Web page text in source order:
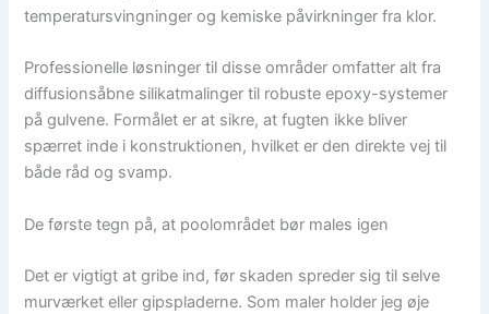
temperatursvingninger og kemiske påvirkninger fra klor.
Professionelle løsninger til disse områder omfatter alt fra
diffusionsåbne silikatmalinger til robuste epoxy-systemer
på gulvene. Formålet er at sikre, at fugten ikke bliver
spærret inde i konstruktionen, hvilket er den direkte vej til
både råd og svamp.
De første tegn på, at poolområdet bør males igen
Det er vigtigt at gribe ind, før skaden spreder sig til selve
murværket eller gipspladerne. Som maler holder jeg øje